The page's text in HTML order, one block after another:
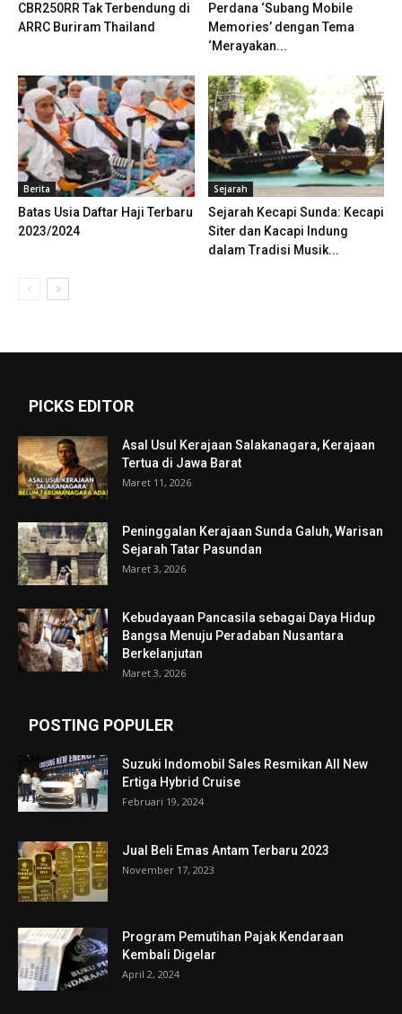
CBR250RR Tak Terbendung di
ARRC Buriram Thailand
Perdana ‘Subang Mobile
Memories’ dengan Tema
‘Merayakan...
Berita
Batas Usia Daftar Haji Terbaru
2023/2024
Sejarah
Sejarah Kecapi Sunda: Kecapi
Siter dan Kacapi Indung
dalam Tradisi Musik...
PICKS EDITOR
Asal Usul Kerajaan Salakanagara, Kerajaan
Tertua di Jawa Barat
Maret 11, 2026
Peninggalan Kerajaan Sunda Galuh, Warisan
Sejarah Tatar Pasundan
Maret 3, 2026
Kebudayaan Pancasila sebagai Daya Hidup
Bangsa Menuju Peradaban Nusantara
Berkelanjutan
Maret 3, 2026
POSTING POPULER
Suzuki Indomobil Sales Resmikan All New
Ertiga Hybrid Cruise
Februari 19, 2024
Jual Beli Emas Antam Terbaru 2023
November 17, 2023
Program Pemutihan Pajak Kendaraan
Kembali Digelar
April 2, 2024